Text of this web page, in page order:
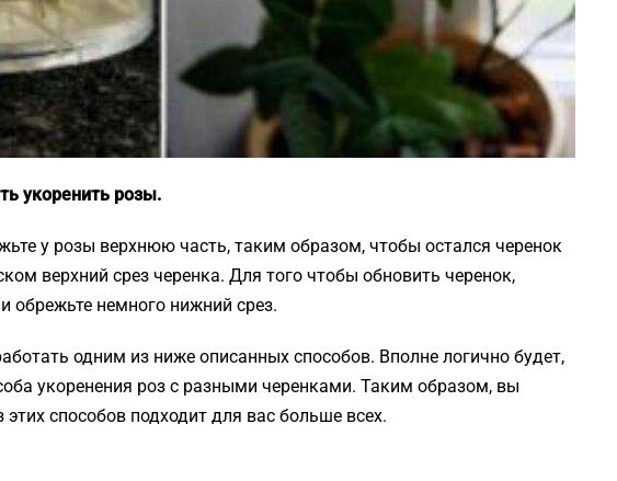
укоренить розы.
у розы верхнюю часть, таким образом, чтобы остался черенок
верхний срез черенка. Для того чтобы обновить черенок,
обрежьте немного нижний срез.
одним из ниже описанных способов. Вполне логично будет,
укоренения роз с разными черенками. Таким образом, вы
способов подходит для вас больше всех.